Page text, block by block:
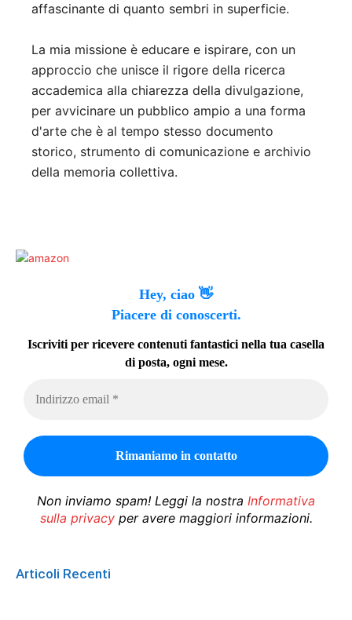
affascinante di quanto sembri in superficie.
La mia missione è educare e ispirare, con un
approccio che unisce il rigore della ricerca
accademica alla chiarezza della divulgazione,
per avvicinare un pubblico ampio a una forma
d'arte che è al tempo stesso documento
storico, strumento di comunicazione e archivio
della memoria collettiva.
Hey, ciao 👋
Piacere di conoscerti.
Iscriviti per ricevere contenuti fantastici nella tua casella
di posta, ogni mese.
Non inviamo spam! Leggi la nostra Informativa
sulla privacyper avere maggiori informazioni.
Articoli Recenti